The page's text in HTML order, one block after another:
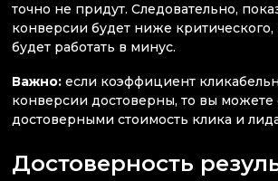
точно не придут. Следовательно,
конверсии будет ниже критического,
будет работать в минус.
Важно: если коэффициент
конверсии достоверны, то вы можете
достоверными стоимость клика и
Достоверность